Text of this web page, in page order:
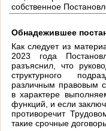
собственное
Обнадежившее
Как следует из
2023 года
разъяснил, что
структурного
различным правовым
в характере
функций, и если
противоречит
такие срочные